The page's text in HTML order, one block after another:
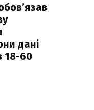
дані
18-60